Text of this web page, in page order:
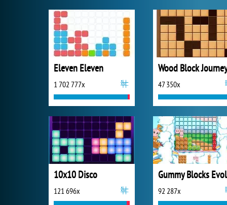
Eleven Eleven
1 702 777x
Wood Block
47 350x
10x10 Disco
121 696x 92 287x